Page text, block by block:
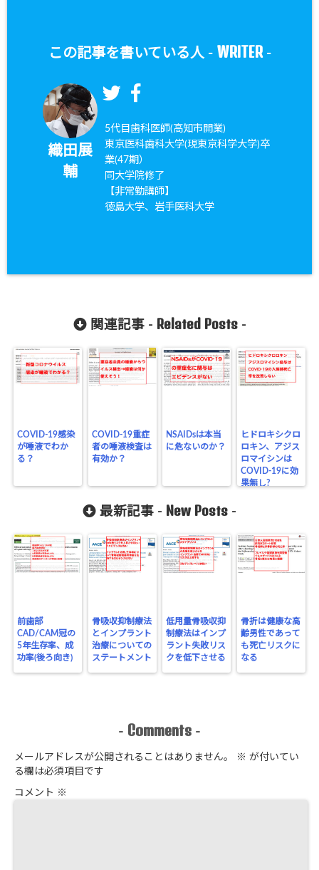
この記事を書いている人 - WRITER-
織田展
輔
5代目歯科医師(高知市開業)
東京医科歯科大学(現東京科学大学)卒
業(47期）
同大学院修了
【非常勤講師】
徳島大学、岩手医科大学
関連記事 - Related Posts-
COVID-19感染
が唾液でわか
る？
COVID-19重症
者の唾液検査は
有効か？
NSAIDsは本当
に危ないのか？
ヒドロキシクロ
ロキン、アジス
ロマイシンは
COVID-19に効
果無し?
最新記事 - New Posts -
前歯部
CAD/CAM冠の
5年生存率、成
功率(後ろ向き)
骨吸収抑制療法
とインプラント
治療についての
ステートメント
低用量骨吸収抑
制療法はインプ
ラント失敗リス
クを低下させる
骨折は健康な高
齢男性であって
も死亡リスクに
なる
- Comments -
メールアドレスが公開されることはありません。 ※ が付いてい
る欄は必須項目です
コメント ※